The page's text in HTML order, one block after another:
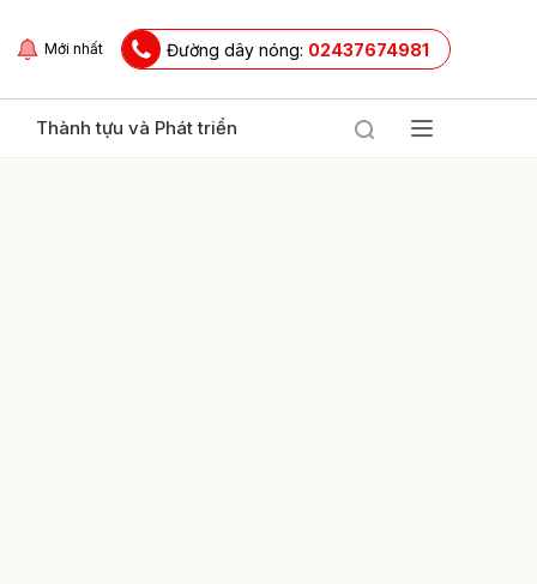
Mới nhất Đường dây nóng: 02437674981
Thành tựu và Phát triển